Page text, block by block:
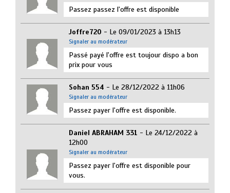
Passez passez l'offre est disponible
Joffre720 - Le 09/01/2023 à 13h13
Signaler au modérateur
Passé payé l'offre est toujour dispo a bon
prix pour vous
Sohan 554 - Le 28/12/2022 à 11h06
Signaler au modérateur
Passez payer l'offre est disponible.
Daniel ABRAHAM 331 - Le 24/12/2022 à
12h00
Signaler au modérateur
Passez payer l'offre est disponible pour
vous.